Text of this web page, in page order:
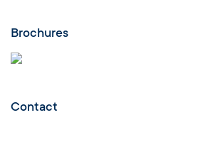
Brochures
Contact